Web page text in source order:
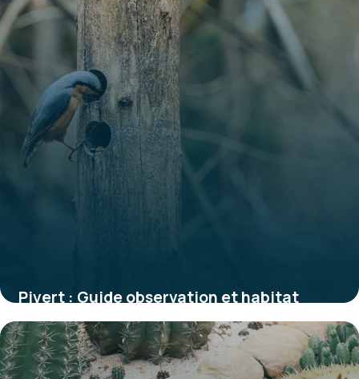
Pivert : Guide observation et habitat
1 juin 2026